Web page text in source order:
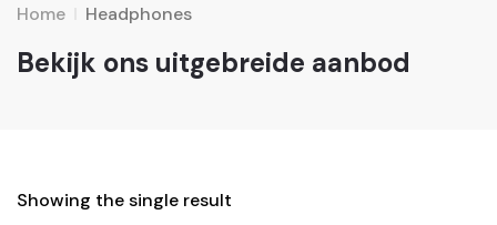
Home Headphones
Bekijk ons uitgebreide aanbod
Showing the single result